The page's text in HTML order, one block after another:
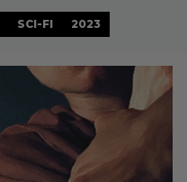
SCI-FI 2023